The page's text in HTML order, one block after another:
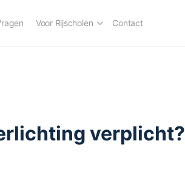
Voor Rijscholen Contact
verplicht?